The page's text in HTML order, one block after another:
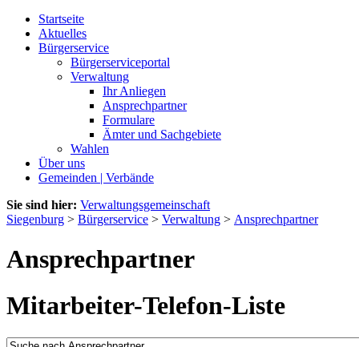
Startseite
Aktuelles
Bürgerservice
Bürgerserviceportal
Verwaltung
Ihr Anliegen
Ansprechpartner
Formulare
Ämter und Sachgebiete
Wahlen
Über uns
Gemeinden | Verbände
Sie sind hier: Verwaltungsgemeinschaft
Siegenburg > Bürgerservice > Verwaltung > Ansprechpartner
Ansprechpartner
Mitarbeiter-Telefon-Liste